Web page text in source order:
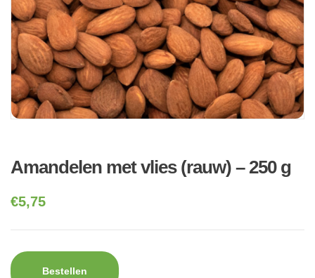
Amandelen met vlies (rauw) – 250 g
€5,75
Bestellen